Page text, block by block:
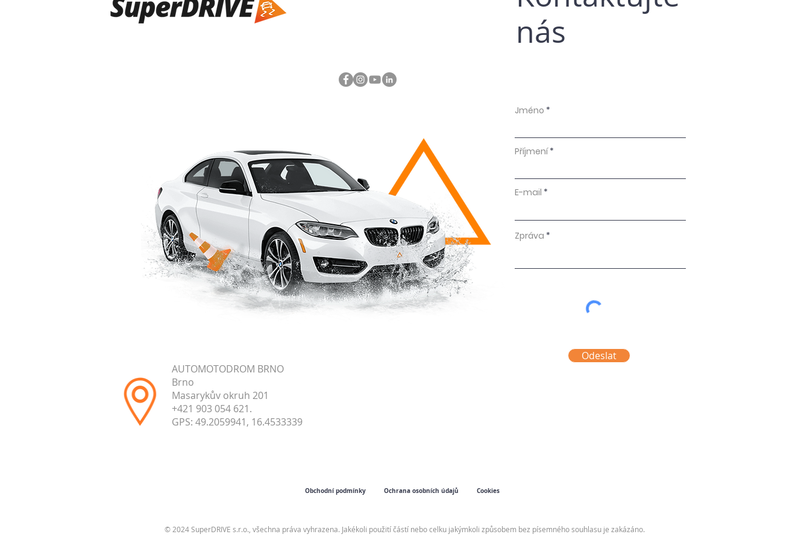
nás
AUTOMOTODROM BRNO
Brno
Masarykův okruh 201
+421 903 054 621.
GPS: 49.2059941, 16.4533339
Jméno
Příjmení
E-mail
Zpráva
Odeslat
Obchodní podmínky Ochrana osobních údajů Cookies
© 2024 SuperDRIVE s.r.o., všechna práva vyhrazena. Jakékoli použití částí nebo celku jakýmkoli způsobem bez písemného souhlasu je zakázáno.